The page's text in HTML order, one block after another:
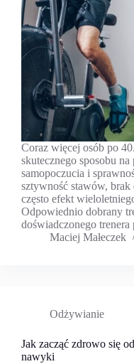
Coraz więcej osób po
skutecznego sposobu
samopoczucia i
sztywność stawów,
często efekt
Odpowiednio dobrany
doświadczonego
Maciej Małeczek
Odżywianie
Jak zacząć zdrowo się
nawyki